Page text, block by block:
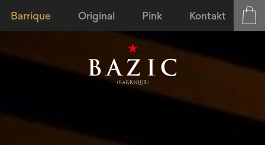
Barrique Original Pink Kontakt